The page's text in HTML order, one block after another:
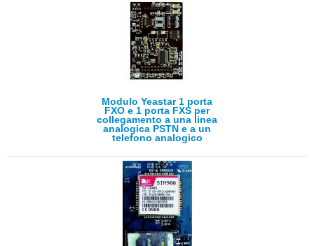
Modulo Yeastar 1 porta
FXO e 1 porta FXS per
collegamento a una linea
analogica PSTN e a un
telefono analogico